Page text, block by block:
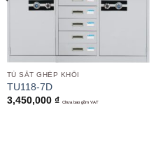
TỦ SẮT GHÉP KHỐI
TU118-7D
3,450,000 ₫ Chưa bao gồm VAT